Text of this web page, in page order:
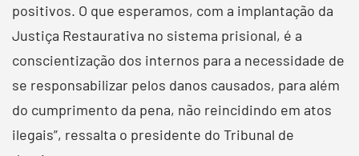
positivos. O que esperamos, com a implantação da
Justiça Restaurativa no sistema prisional, é a
conscientização dos internos para a necessidade de
se responsabilizar pelos danos causados, para além
do cumprimento da pena, não reincidindo em atos
ilegais”, ressalta o presidente do Tribunal de